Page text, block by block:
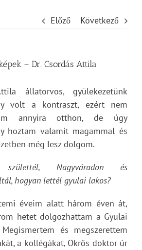
Előző Következő
– Dr. Csordás Attila
állatorvos, gyülekezetünk
volt a kontraszt, ezért nem
annyira otthon, de úgy
hoztam valamit magammal és
még lesz dolgom.
születtél, Nagyváradon és
hogyan lettél gyulai lakos?
éveim alatt három éven át,
hetet dolgozhattam a Gyulai
és megszerettem
a kollégákat, Ökrös doktor úr